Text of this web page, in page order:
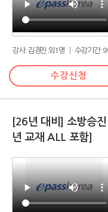
강사: 김경진 외1명 │ 수강기간:
수강신청
[26년 대비] 소방승
년 교재 ALL 포함]